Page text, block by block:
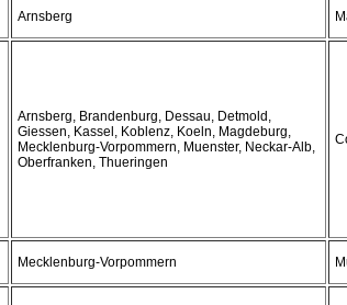
Arnsberg
Arnsberg, Brandenburg, Dessau, Detmold,
Giessen, Kassel, Koblenz, Koeln, Magdeburg,
Mecklenburg-Vorpommern, Muenster, Neckar-Alb,
Oberfranken, Thueringen
Mecklenburg-Vorpommern